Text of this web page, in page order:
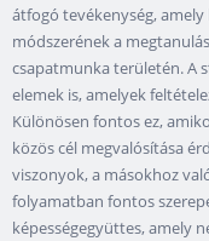
átfogó tevékenység,
módszerének a
csapatmunka területén. A
elemek is, amelyek
Különösen fontos ez,
közös cél megvalósítása
viszonyok, a másokhoz
folyamatban fontos
képességegyüttes, amely